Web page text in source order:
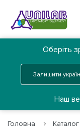
Головна Каталог
Оберіть
Залишити
Наш